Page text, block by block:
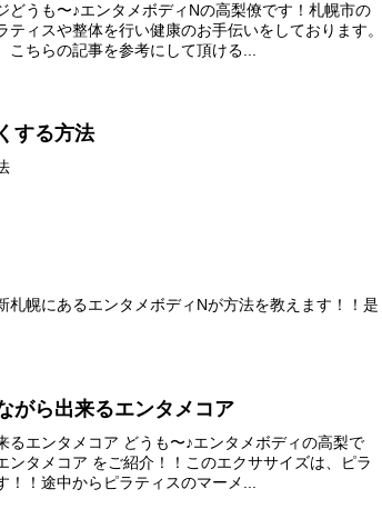
どうも〜♪エンタメボディNの高梨僚です！札幌市の
ィスや整体を行い健康のお手伝いをしております。
こちらの記事を参考にして頂ける...
する方法
札幌にあるエンタメボディNが方法を教えます！！是
がら出来るエンタメコア
るエンタメコア どうも〜♪エンタメボディの高梨で
タメコア をご紹介！！このエクササイズは、ピラ
！！途中からピラティスのマーメ...